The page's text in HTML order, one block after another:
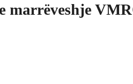
marrëveshje